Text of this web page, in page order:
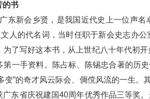
的书
东新会乡贤，是我国近代史上一位声
文人的代名词，当时任职于新会史志办
了写好这本书，从上世纪八十年代初
第一手资料。陈占标、陈锡忠合著的历
变”的奇才风云际会、倜傥风流的一生
东省庆祝建国40周年优秀作品三等奖